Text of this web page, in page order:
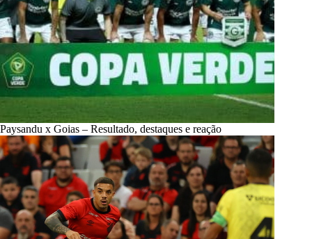
Paysandu x Goias – Resultado, destaques e reação